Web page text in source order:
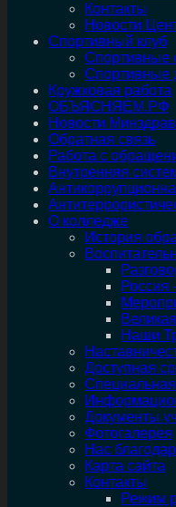
Контакты
Новости
Спортивный клуб
Спортивные
Спортивные
Кружковая работа
ОБЪЯСНЯЕМ.РФ
Новости
Обратная связь
Работа с
Внутренняя
О колледже
История
Россия
Наши
Доступная
Специальная
Документы
Фотогалерея
Нас
Карта сайта
Контакты
Режим